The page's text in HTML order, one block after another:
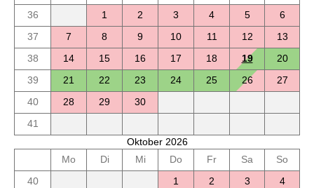
36
1 2 3 4 5
6
37
7 8 9 10 11 12
13
38
14 15 16 17 18 19
20
39
21 22 23 24 25 26
27
40
28 29
30
41
Oktober 2026
Mo
Di Mi Do Fr Sa
So
40
1 2 3
4